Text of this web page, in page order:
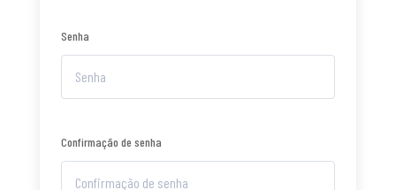
Senha
Confirmação de senha